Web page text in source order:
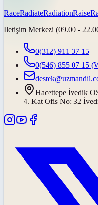
RaceRadiateRadiationRaise
İletişim Merkezi (09.00 -
0(312) 911 37 15
0(546) 855 07 15
Hacettepe İvedik
4. Kat Ofis No: 32